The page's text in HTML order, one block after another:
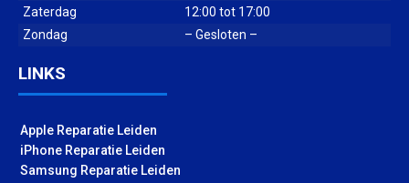
Zaterdag
12:00 tot 17:00
Zondag
– Gesloten –
LINKS
Apple Reparatie Leiden
iPhone Reparatie Leiden
Samsung Reparatie Leiden